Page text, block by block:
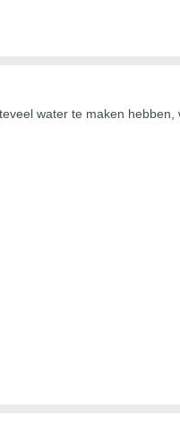
water te maken